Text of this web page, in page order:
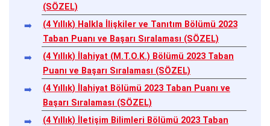
(SÖZEL)
(4 Yıllık) Halkla İlişkiler ve Tanıtım Bölümü 2023
Taban Puanı ve Başarı Sıralaması (SÖZEL)
(4 Yıllık) İlahiyat (M.T.O.K.) Bölümü 2023 Taban
Puanı ve Başarı Sıralaması (SÖZEL)
(4 Yıllık) İlahiyat Bölümü 2023 Taban Puanı ve
Başarı Sıralaması (SÖZEL)
(4 Yıllık) İletişim Bilimleri Bölümü 2023 Taban